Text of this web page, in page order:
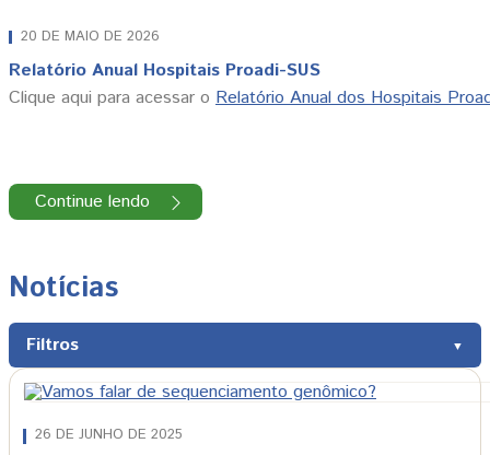
20 DE MAIO DE 2026
Relatório Anual Hospitais Proadi-SUS
Clique aqui para acessar o Relatório Anual dos Hospitais
Continue lendo
Notícias
Filtros
Procure por uma notícia
26 DE JUNHO DE 2025